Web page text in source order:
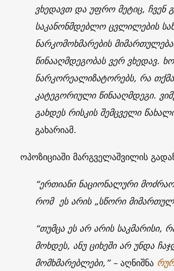
ვხედავთ და უფრო მეტიც, ჩვენ
საკანონმდებლო ცვლილების
ნარკომოხმარების
წინააღმდეგობას ვერ ვხედავ.
ნარკორეალიზატორებს, რა თქმა
კატეგორიული წინააღმდეგი.
გახდეს რისკის შემცველი
გახარიამ.
ოპოზიციაში მარგველაშვილის
“ერთიანი ნაციონალური
რომ ეს არის „სწორი
“თუმცა ეს არ არის საკმარისი,
მოხდეს, ანუ ციხეში არ უნდა
მომხმარებლები,” –აღნიშნა